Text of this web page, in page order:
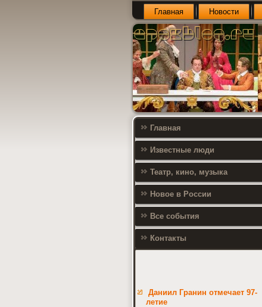
Главная Новости
Главная
Известные люди
Театр, кино, музыка
Новое в России
Все события
Контакты
Даниил Гранин отмечает 97-
летие